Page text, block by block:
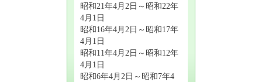
昭和21年4月2日～昭和22年
4月1日
昭和16年4月2日～昭和17年
4月1日
昭和11年4月2日～昭和12年
4月1日
昭和6年4月2日～昭和7年4